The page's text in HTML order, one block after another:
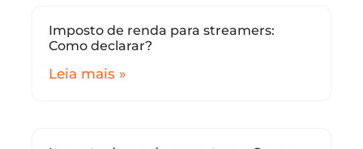
Imposto de renda para streamers:
Como declarar?
Leia mais »